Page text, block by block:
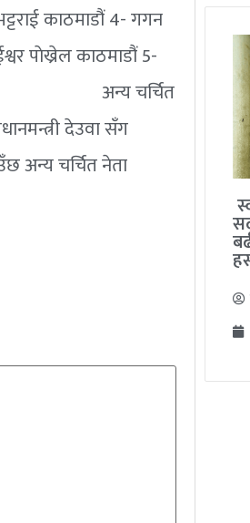
काठमाडौं 4- गगन
पाेख्रेल काठमाडौं 5-
बस्नेत अन्य चर्चित
देउवा सँग
अन्य चर्चित नेता